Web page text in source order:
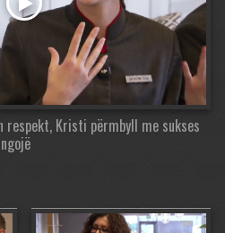
respekt, Kristi përmbyll me sukses